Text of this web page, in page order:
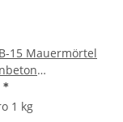
15 Mauermörtel
2-3 mm 25Kg
*
1 kg